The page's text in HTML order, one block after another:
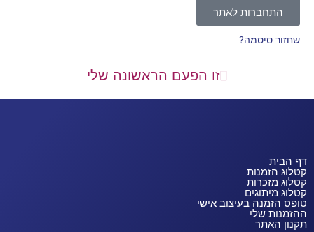
זו הפעם הראשונה שלי
התחברות לאתר
שחזור סיסמה?
דף הבית
קטלוג הזמנות
קטלוג מזכרות
קטלוג מיתוגים
טופס הזמנה בעיצוב אישי
ההזמנות שלי
תקנון האתר